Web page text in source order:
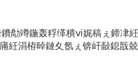
勪竴鍦轰粰缂樻ⅵ娓稿ぇ鍗冿
紝涓栫晫鏈夊氬ぇ锛屽敮鎴戠